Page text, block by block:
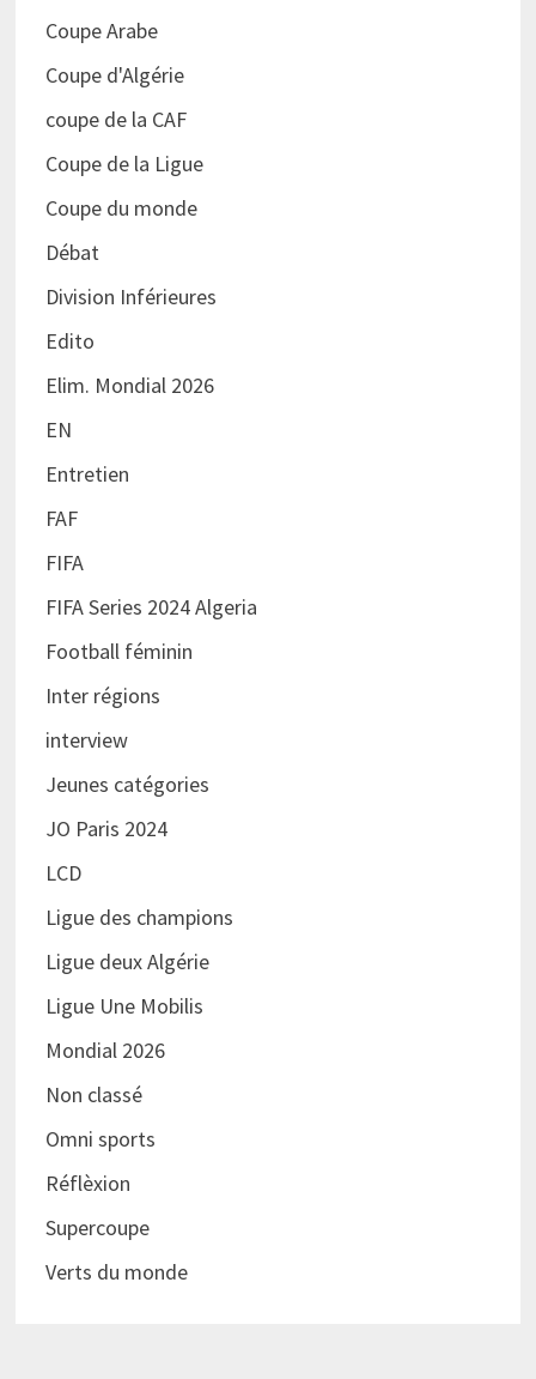
Coupe Arabe
Coupe d'Algérie
coupe de la CAF
Coupe de la Ligue
Coupe du monde
Débat
Division Inférieures
Edito
Elim. Mondial 2026
EN
Entretien
FAF
FIFA
FIFA Series 2024 Algeria
Football féminin
Inter régions
interview
Jeunes catégories
JO Paris 2024
LCD
Ligue des champions
Ligue deux Algérie
Ligue Une Mobilis
Mondial 2026
Non classé
Omni sports
Réflèxion
Supercoupe
Verts du monde